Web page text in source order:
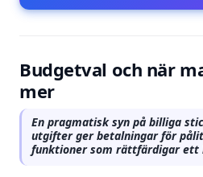
Budgetval och när
mer
En pragmatisk syn på billiga
utgifter ger betalningar för
funktioner som rättfärdigar ett